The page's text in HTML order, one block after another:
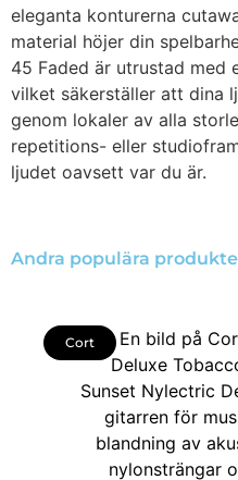
eleganta konturerna
material höjer din
45 Faded är utrustad med
vilket säkerställer att dina
genom lokaler av alla
repetitions- eller
ljudet oavsett var du är.
Andra populära
Cort